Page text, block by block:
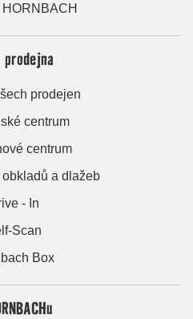
prodejna
prodejen
centrum
centrum
obkladů a dlažeb
- In
Scan
Box